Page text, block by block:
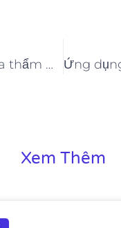
Chuyên gia thẩm mỹ DaVinci chia sẻ mọi điều cần biết khi tạo hình cằm thiên nga
Xem Thêm